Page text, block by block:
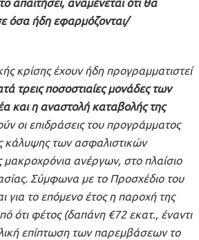
απαιτήσει, αναμένεται ότι θα
όσα ήδη εφαρμόζονται/
κρίσης έχουν ήδη προγραμματιστεί
τρεις ποσοστιαίες μονάδες των
και η αναστολή καταβολής της
οι επιδράσεις του προγράμματος
κάλυψης των ασφαλιστικών
μακροχρόνια ανέργων, στο πλαίσιο
Σύμφωνα με το Προσχέδιο του
για το επόμενο έτος η παροχή της
ότι φέτος (δαπάνη €72 εκατ., έναντι
επίπτωση των παρεμβάσεων το